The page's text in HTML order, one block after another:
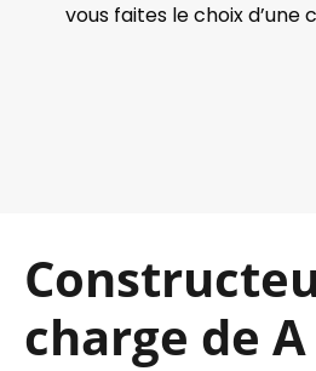
vous faites le choix
charge de A